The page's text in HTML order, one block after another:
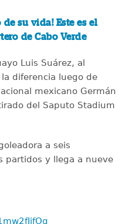
de su vida! Este es el
de Cabo Verde
Luis Suárez, al
diferencia luego de
mexicano Germán
del Saputo Stadium
a seis
partidos y llega a nueve